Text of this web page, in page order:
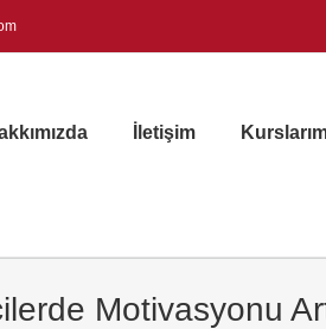
İletişim
Motivasyonu